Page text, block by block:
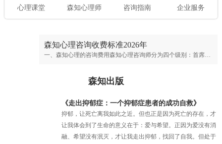
心理课堂 森知心理师 咨询指南 企业服务
森知心理咨询收费标准2026年
一、森知心理的咨询费用森知心理咨询师分为四个级别：首席专家；专家级别；资深级别；普通级别。首席心理专家：￥900元/50分钟；专家心理咨询师：￥700元/50分钟；资深心理咨询师：￥500元/50分钟；普通心理咨询师：300元/50分钟。
森知出版
《走出抑郁症：一个抑郁症患者的成功自救》
抑郁，让死亡离我如此之近。但也正是因为死亡的存在，才
让我体会到了生命的意义在于：爱与希望。正因为爱没有消
融、希望没有泯灭，才让我走出抑郁，找回了自我。但处于